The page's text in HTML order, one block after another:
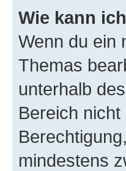
Wie kann
Wenn du ein
Themas
unterhalb
Bereich
mindestens